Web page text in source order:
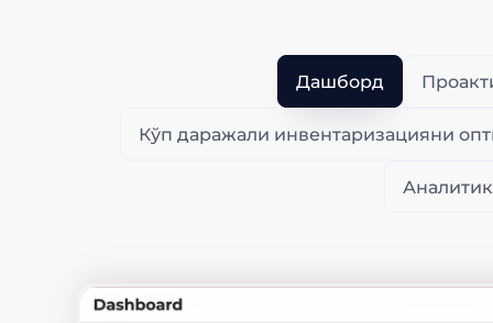
Дашборд
Кўп даражали инвентаризацияни